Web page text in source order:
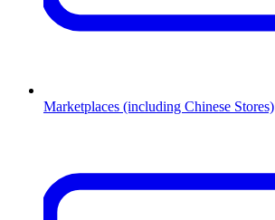
Marketplaces (including Chinese Stores)